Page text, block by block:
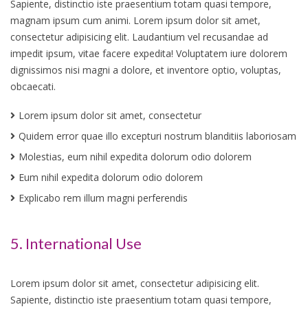
Sapiente, distinctio iste praesentium totam quasi tempore,
magnam ipsum cum animi. Lorem ipsum dolor sit amet,
consectetur adipisicing elit. Laudantium vel recusandae ad
impedit ipsum, vitae facere expedita! Voluptatem iure dolorem
dignissimos nisi magni a dolore, et inventore optio, voluptas,
obcaecati.
Lorem ipsum dolor sit amet, consectetur
Quidem error quae illo excepturi nostrum blanditiis laboriosam
Molestias, eum nihil expedita dolorum odio dolorem
Eum nihil expedita dolorum odio dolorem
Explicabo rem illum magni perferendis
5. International Use
Lorem ipsum dolor sit amet, consectetur adipisicing elit.
Sapiente, distinctio iste praesentium totam quasi tempore,